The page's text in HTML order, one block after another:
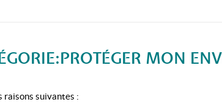
MON
raisons suivantes :